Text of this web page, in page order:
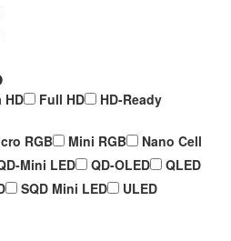
HD Full HD
HD-Ready
RGB Mini RGB
Nano Cell
Mini LED QD-OLED
QLED
SQD Mini LED
ULED